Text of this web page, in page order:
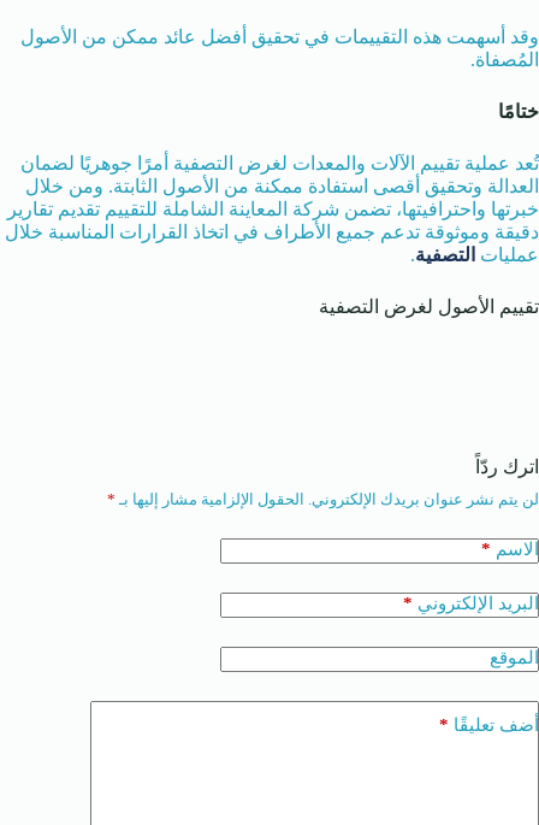
وقد أسهمت هذه التقييمات في تحقيق أفضل عائد ممكن من الأصول
المُصفاة.
ختامًا
تُعد عملية تقييم الآلات والمعدات لغرض التصفية أمرًا جوهريًا لضمان
العدالة وتحقيق أقصى استفادة ممكنة من الأصول الثابتة. ومن خلال
خبرتها واحترافيتها، تضمن شركة المعاينة الشاملة للتقييم تقديم تقارير
دقيقة وموثوقة تدعم جميع الأطراف في اتخاذ القرارات المناسبة خلال
عمليات التصفية.
تقييم الأصول لغرض التصفية
اترك ردّاً
لن يتم نشر عنوان بريدك الإلكتروني. الحقول الإلزامية مشار إليها بـ *
الاسم *
البريد الإلكتروني *
الموقع
أضف تعليقًا *